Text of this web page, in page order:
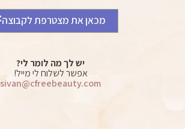
מכאן את מצטרפת לקבוצה
יש לך מה לומר לי?
אפשר לשלוח לי מייל!
sivan@cfreebeauty.com